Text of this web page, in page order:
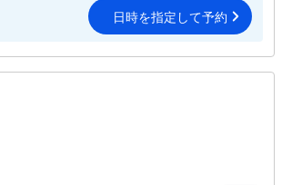
日時を指定して予約